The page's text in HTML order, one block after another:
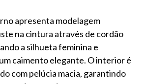
apresenta modelagem
na cintura através de cordão
a silhueta feminina e
caimento elegante. O interior é
com pelúcia macia, garantindo